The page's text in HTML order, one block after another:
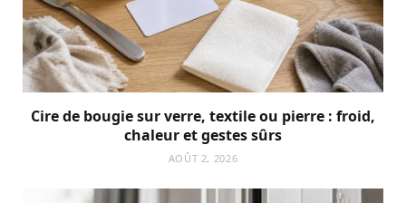
Cire de bougie sur verre, textile ou pierre : froid,
chaleur et gestes sûrs
AOÛT 2, 2026